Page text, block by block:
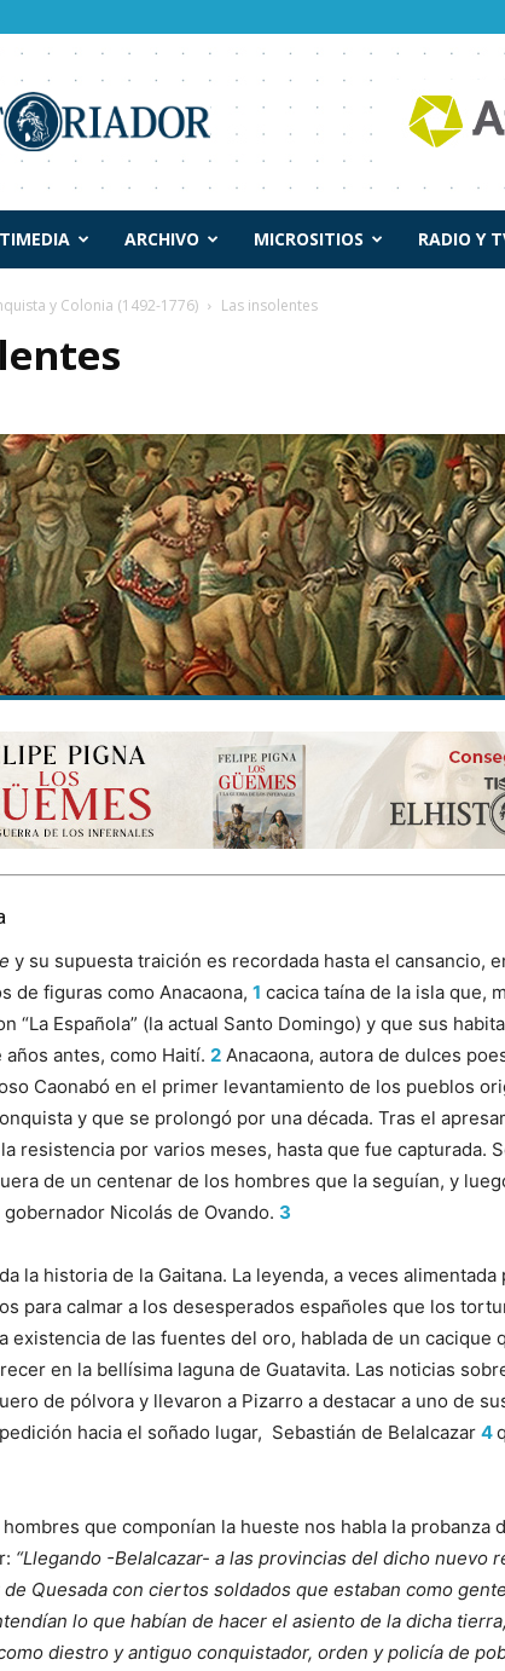
ARCHIVO MICROSITIOS RADIO Y
y Colonia (1492-1776) Las insolentes
y su supuesta traición es recordada hasta el cansancio,
de figuras como Anacaona, 1 cacica taína de la isla que,
“La Española” (la actual Santo Domingo) y que sus
antes, como Haití. 2 Anacaona, autora de dulces
Caonabó en el primer levantamiento de los pueblos
y que se prolongó por una década. Tras el
resistencia por varios meses, hasta que fue capturada.
de un centenar de los hombres que la seguían, y
Nicolás de Ovando. 3
la historia de la Gaitana. La leyenda, a veces
para calmar a los desesperados españoles que los
existencia de las fuentes del oro, hablada de un cacique
en la bellísima laguna de Guatavita. Las noticias
de pólvora y llevaron a Pizarro a destacar a uno de
hacia el soñado lugar, Sebastián de Belalcazar 4
que componían la hueste nos habla la probanza
“Llegando -Belalcazar- a las provincias del dicho nuevo
Quesada con ciertos soldados que estaban como
lo que habían de hacer el asiento de la dicha
diestro y antiguo conquistador, orden y policía de